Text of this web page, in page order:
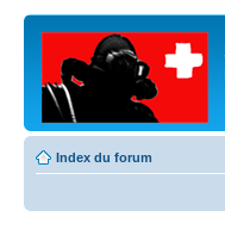
Index du forum